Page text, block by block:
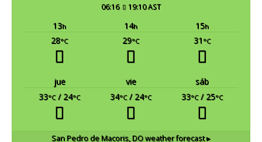
06:16 19:10 AST
13h 14h 15h
28°C 29°C 31 °C
jue vie
sáb
33°C/ 24°C 34°C/ 24°C 33°C/ 25°C
San Pedro de Macoris, DOweather forecast ▸